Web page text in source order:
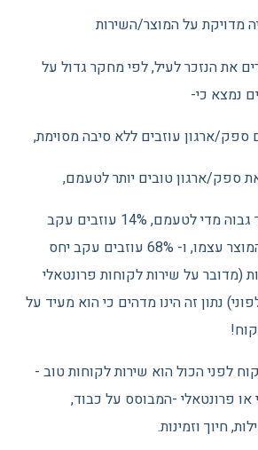
מדויקת על המוצר/השירות
את הנזכר לעיל, לפי מחקר גדול על
נמצא כי-
9% עוזבים עקב מחיר גבוה מדי לטעמם, 14% עוזבים עקב
חוסר שביעות רצון מהמוצר עצמו, ו- 68% עוזבים עקב יחס
(מדובר על שירות לקוחות פרונטאלי
נתון זה הינו מדהים כי הוא מעיד על
לפני הכול הוא שירות לקוחות טוב -
או פרונטאלי -המבוסס על כבוד,
חיוך וזמינות.